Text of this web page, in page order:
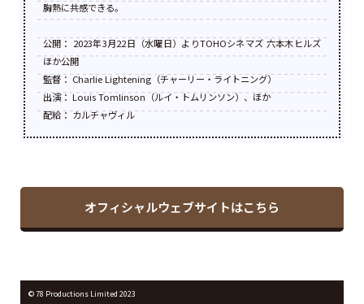
胸熱に共感できる。
公開： 2023年3月22日（水曜日）よりTOHOシネマズ 六本木ヒルズ
ほか公開
監督： Charlie Lightening（チャーリー・ライトニング）
出演： Louis Tomlinson（ルイ・トムリンソン）、ほか
配給： カルチャヴィル
オフィシャルウェブサイトはこちら
©︎ 78 Productions Limited 2023